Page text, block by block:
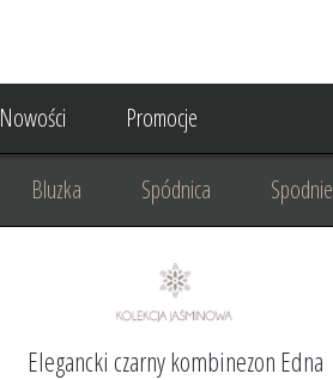
Nowości Promocje
Bluzka Spódnica Spodnie
Dla mamy wesela
Projektowanie/ Stylizacja
Elegancki czarny kombinezon Edna